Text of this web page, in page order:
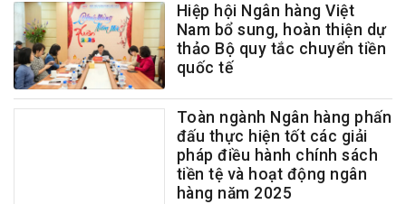
Hiệp hội Ngân hàng Việt
Nam bổ sung, hoàn thiện dự
thảo Bộ quy tắc chuyển tiền
quốc tế
Toàn ngành Ngân hàng phấn
đấu thực hiện tốt các giải
pháp điều hành chính sách
tiền tệ và hoạt động ngân
hàng năm 2025